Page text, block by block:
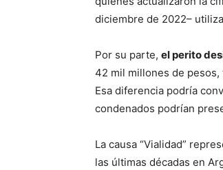
diciembre de 2022–
Por su parte, el perito
42 mil millones de pesos,
Esa diferencia podría
condenados podrían
La causa “Vialidad”
las últimas décadas en